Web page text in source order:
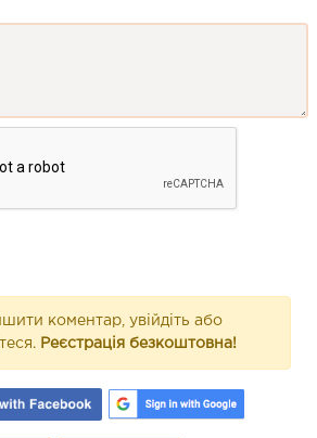
коментар, увійдіть або
Реєстрація безкоштовна!